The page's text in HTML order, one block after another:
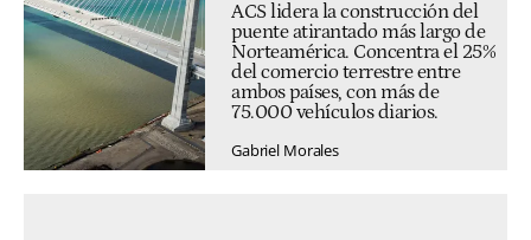
ACS lidera la construcción del
puente atirantado más largo de
Norteamérica. Concentra el 25%
del comercio terrestre entre
ambos países, con más de
75.000 vehículos diarios.
Gabriel Morales